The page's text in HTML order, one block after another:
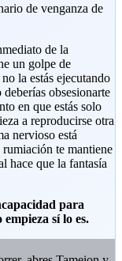
de venganza de
de la
un golpe de
la estás ejecutando
obsesionarte
en que estás solo
a reproducirse otra
nervioso está
te mantiene
hace que la fantasía
para
sí lo es.